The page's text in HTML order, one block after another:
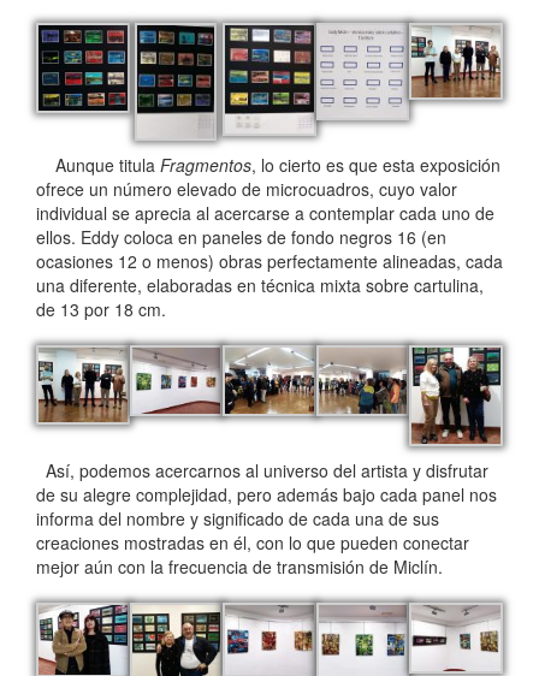
Aunque titula Fragmentos, lo cierto es que esta exposición
ofrece un número elevado de microcuadros, cuyo valor
individual se aprecia al acercarse a contemplar cada uno de
ellos. Eddy coloca en paneles de fondo negros 16 (en
ocasiones 12 o menos) obras perfectamente alineadas, cada
una diferente, elaboradas en técnica mixta sobre cartulina,
de 13 por 18 cm.
Así, podemos acercarnos al universo del artista y disfrutar
de su alegre complejidad, pero además bajo cada panel nos
informa del nombre y significado de cada una de sus
creaciones mostradas en él, con lo que pueden conectar
mejor aún con la frecuencia de transmisión de Miclín.